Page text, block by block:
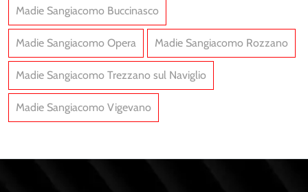
Madie Sangiacomo Buccinasco
Madie Sangiacomo Opera Madie Sangiacomo Rozzano
Madie Sangiacomo Trezzano sul Naviglio
Madie Sangiacomo Vigevano